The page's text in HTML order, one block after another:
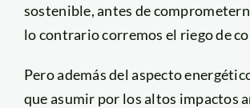
sostenible, antes de
lo contrario corremos el riego de
Pero además del aspecto
que asumir por los altos impactos